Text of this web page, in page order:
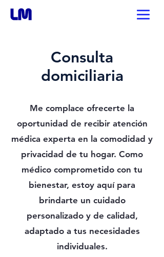
Consulta
domiciliaria
Me complace ofrecerte la
oportunidad de recibir atención
médica experta en la comodidad y
privacidad de tu hogar. Como
médico comprometido con tu
bienestar, estoy aquí para
brindarte un cuidado
personalizado y de calidad,
adaptado a tus necesidades
individuales.